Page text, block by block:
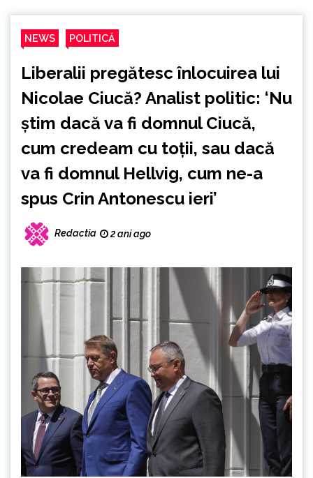
NEWS POLITICĂ
Liberalii pregătesc înlocuirea lui
Nicolae Ciucă? Analist politic: ‘Nu
știm dacă va fi domnul Ciucă,
cum credeam cu toții, sau dacă
va fi domnul Hellvig, cum ne-a
spus Crin Antonescu ieri’
Redactia 2 ani ago